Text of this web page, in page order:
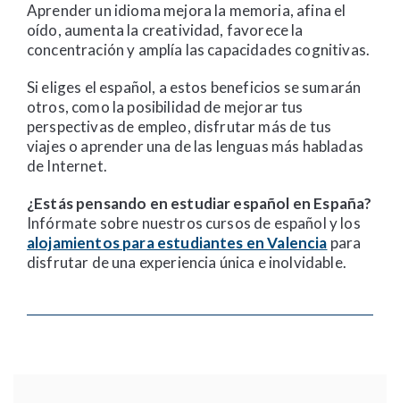
Aprender un idioma mejora la memoria, afina el
oído, aumenta la creatividad, favorece la
concentración y amplía las capacidades cognitivas.
Si eliges el español, a estos beneficios se sumarán
otros, como la posibilidad de mejorar tus
perspectivas de empleo, disfrutar más de tus
viajes o aprender una de las lenguas más habladas
de Internet.
¿Estás pensando en estudiar español en España?
Infórmate sobre nuestros cursos de español y los
alojamientos para estudiantes en Valencia para
disfrutar de una experiencia única e inolvidable.